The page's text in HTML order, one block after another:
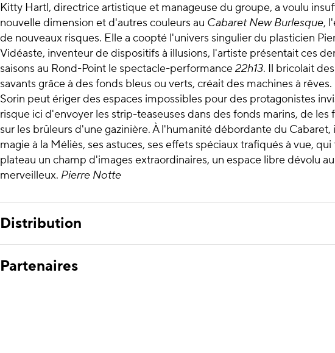
Kitty Hartl, directrice artistique et manageuse du groupe, a voulu
nouvelle dimension et d'autres couleurs au Cabaret New Burlesque,
de nouveaux risques. Elle a coopté l'univers singulier du plasticien
Vidéaste, inventeur de dispositifs à illusions, l'artiste présentait ces
saisons au Rond-Point le spectacle-performance22h13. Il bricolait
savants grâce à des fonds bleus ou verts, créait des machines à
Sorin peut ériger des espaces impossibles pour des protagonistes
risque ici d'envoyer les strip-teaseuses dans des fonds marins, de les
sur les brûleurs d'une gazinière. À l'humanité débordante du Cabaret,
magie à la Méliès, ses astuces, ses effets spéciaux trafiqués à vue,
plateau un champ d'images extraordinaires, un espace libre dévolu au
merveilleux. Pierre Notte
Distribution
Partenaires